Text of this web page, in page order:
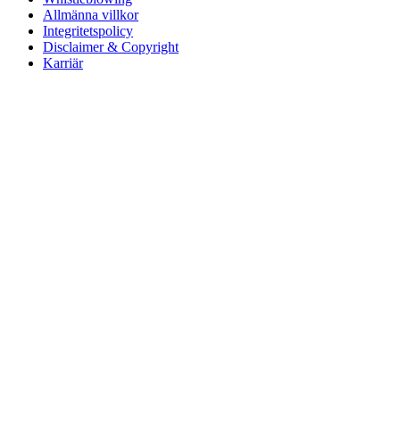
Allmänna villkor
Integritetspolicy
Disclaimer & Copyright
Karriär